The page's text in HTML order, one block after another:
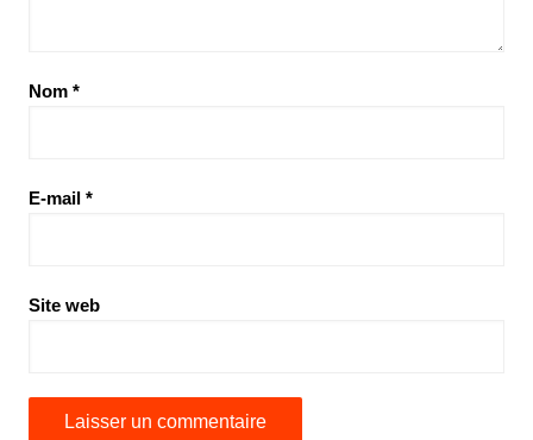
Nom *
E-mail *
Site web